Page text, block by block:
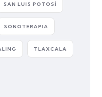
SAN LUIS POTOSÍ
SONOTERAPIA
TLAXCALA